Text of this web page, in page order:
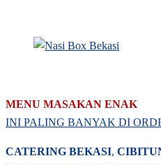
MENU MASAKAN ENAK
INI PALING BANYAK DI
CATERING BEKASI,